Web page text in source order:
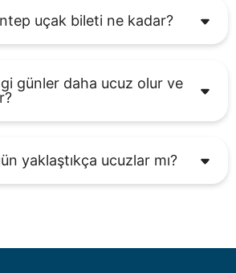
uçak bileti ne kadar?
günler daha ucuz olur ve
yaklaştıkça ucuzlar mı?